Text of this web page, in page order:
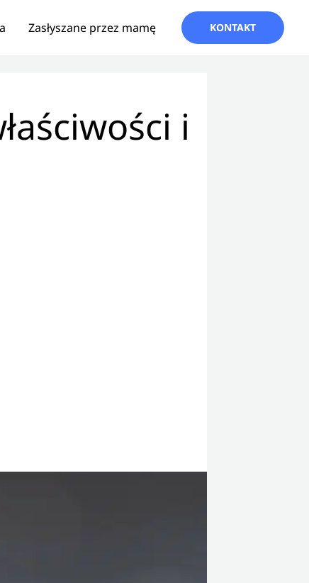
Zasłyszane przez mamę KONTAKT
i